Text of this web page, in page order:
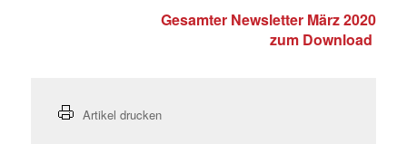
Gesamter Newsletter März 2020
zum Download
Artikel drucken